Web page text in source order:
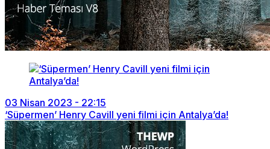
03 Nisan 2023 - 22:15
‘Süpermen’ Henry Cavill yeni filmi için Antalya’da!